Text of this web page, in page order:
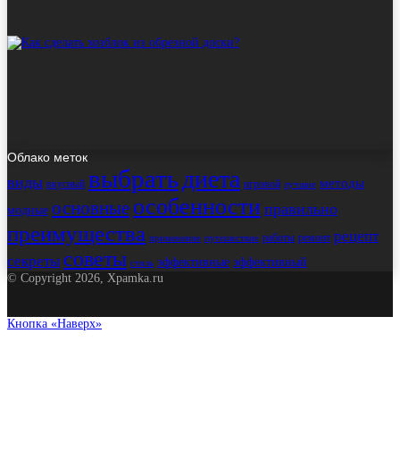
Облако меток
виды вкусный выбратьдиета игровой лучшие методы
модные основные особенности правильно
преимущества применение путешествие работы ремонт рецепт
секреты советы стиль эффективные эффективный
© Copyright 2026, Xpamka.ru
Кнопка «Наверх»